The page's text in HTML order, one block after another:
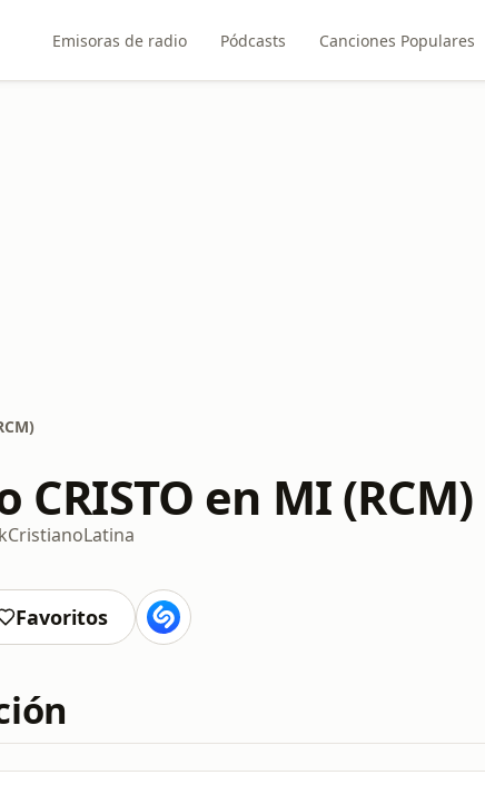
Emisoras de radio Pódcasts Canciones Populares
CRISTO en MI (RCM)
CristianoLatina
Favoritos